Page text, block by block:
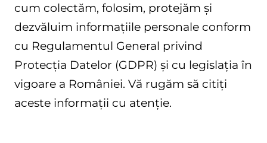
cum colectăm, folosim, protejăm și
dezvăluim informațiile personale conform
cu Regulamentul General privind
Protecția Datelor (GDPR) și cu legislația în
vigoare a României. Vă rugăm să citiți
aceste informații cu atenție.